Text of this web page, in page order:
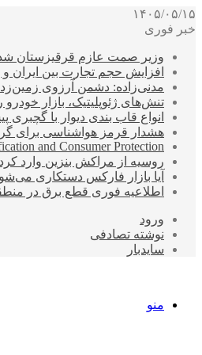
۱۴۰۵/۰۵/۱۵
خبر فوری
وزیر صمت عازم قرقیزستان
افزایش حجم تجارت بین ایران و پاکستان
مدنی‌زاده: دشمن آرزوی
تنش‌های ژئوپلیتیک، بازار
انواع قاب بندی دیوار با
هشدار قرمز هواشناسی برای گرمای ۵۰ درجه؛ بارش‌های سیل‌آسا
and Consumer Protection
روسیه از مراکش بنزین وارد کرد
آیا بازار فارکس دستکاری
اطلاعیه فوری قطع برق در
ورود
نوشته تصادفی
سایدبار
منو